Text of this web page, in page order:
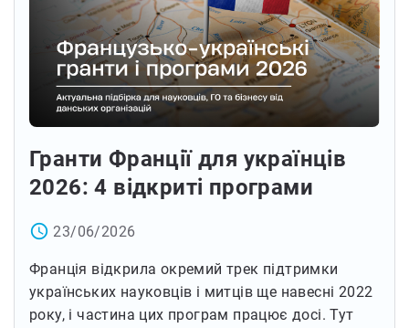
Гранти Франції для українців
2026: 4 відкриті програми
access_time 23/06/2026
Франція відкрила окремий трек підтримки
українських науковців і митців ще навесні 2022
року, і частина цих програм працює досі. Тут